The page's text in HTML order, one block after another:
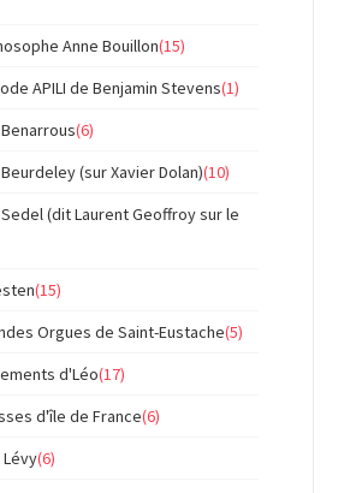
Anne Bouillon(15)
APILI de Benjamin Stevens(1)
(6)
(sur Xavier Dolan)(10)
Sedel (dit Laurent Geoffroy sur le
(15)
Orgues de Saint-Eustache(5)
d'Léo(17)
d'île de France(6)
Lévy(6)